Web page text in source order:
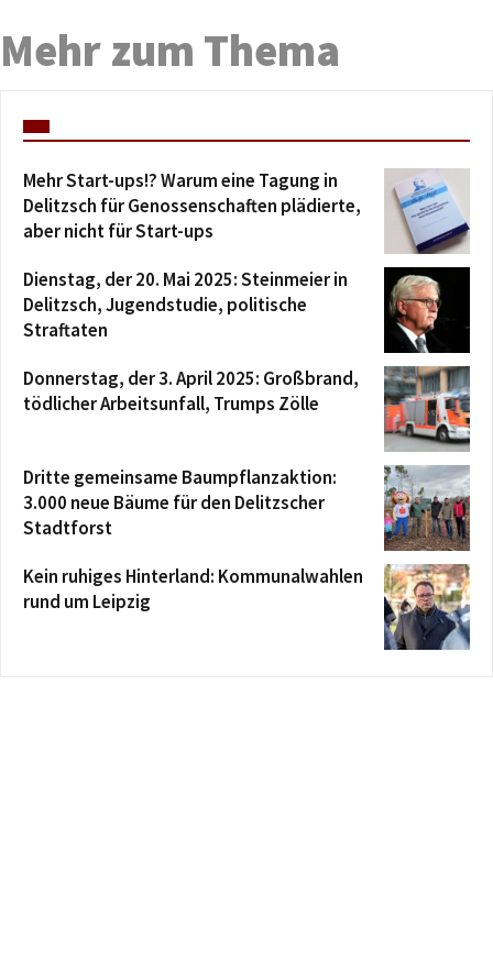
Mehr zum Thema
Mehr Start-ups!? Warum eine Tagung in
Delitzsch für Genossenschaften plädierte,
aber nicht für Start-ups
Dienstag, der 20. Mai 2025: Steinmeier in
Delitzsch, Jugendstudie, politische
Straftaten
Donnerstag, der 3. April 2025: Großbrand,
tödlicher Arbeitsunfall, Trumps Zölle
Dritte gemeinsame Baumpflanzaktion:
3.000 neue Bäume für den Delitzscher
Stadtforst
Kein ruhiges Hinterland: Kommunalwahlen
rund um Leipzig